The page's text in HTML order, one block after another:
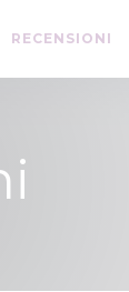
RECENSIONI